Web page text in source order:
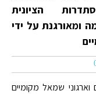
הציונית
ומאורגנת על ידי
שמאל מקומיים